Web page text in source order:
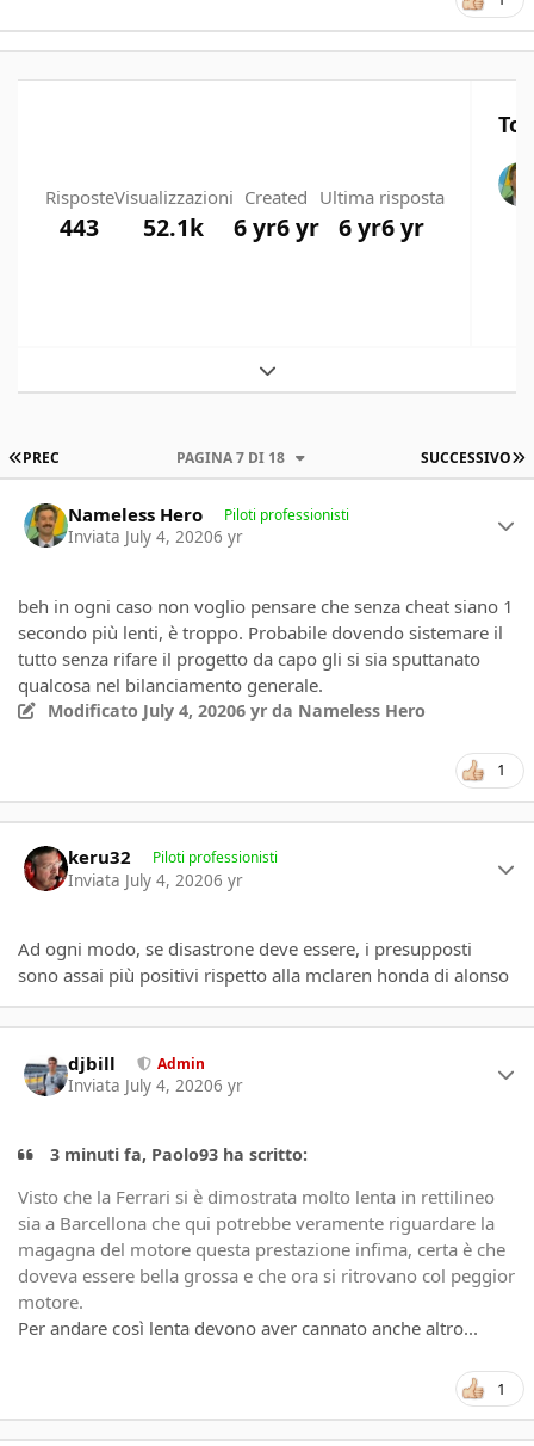
Risposte
443
Visualizzazioni
52.1k
Created
6 yr6 yr
Ultima risposta
6 yr6 yr
Expand topic overview
PRIMA PAGINA
PREC SUCCESSIVO
PAGINA 7 DI 18
Nameless Hero Piloti professionisti
Inviata July 4, 20206 yr
beh in ogni caso non voglio pensare che senza cheat siano 1
secondo più lenti, è troppo. Probabile dovendo sistemare il
tutto senza rifare il progetto da capo gli si sia sputtanato
qualcosa nel bilanciamento generale.
Modificato July 4, 20206 yr da Nameless Hero
1
keru32 Piloti professionisti
Inviata July 4, 20206 yr
Ad ogni modo, se disastrone deve essere, i presupposti
sono assai più positivi rispetto alla mclaren honda di alonso
djbill Admin
Inviata July 4, 20206 yr
3 minuti fa, Paolo93 ha scritto:
Visto che la Ferrari si è dimostrata molto lenta in rettilineo
sia a Barcellona che qui potrebbe veramente riguardare la
magagna del motore questa prestazione infima, certa è che
doveva essere bella grossa e che ora si ritrovano col peggior
motore.
Per andare così lenta devono aver cannato anche altro...
1